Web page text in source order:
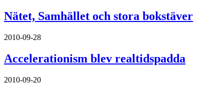
Nätet, Samhället och stora bokstäver
2010-09-28
Accelerationism blev realtidspadda
2010-09-20